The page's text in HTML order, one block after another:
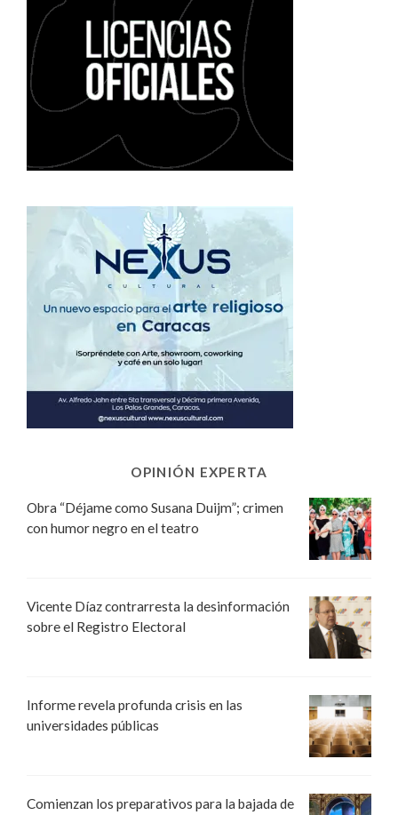
OPINIÓN EXPERTA
Obra “Déjame como Susana Duijm”; crimen
con humor negro en el teatro
Vicente Díaz contrarresta la desinformación
sobre el Registro Electoral
Informe revela profunda crisis en las
universidades públicas
Comienzan los preparativos para la bajada de